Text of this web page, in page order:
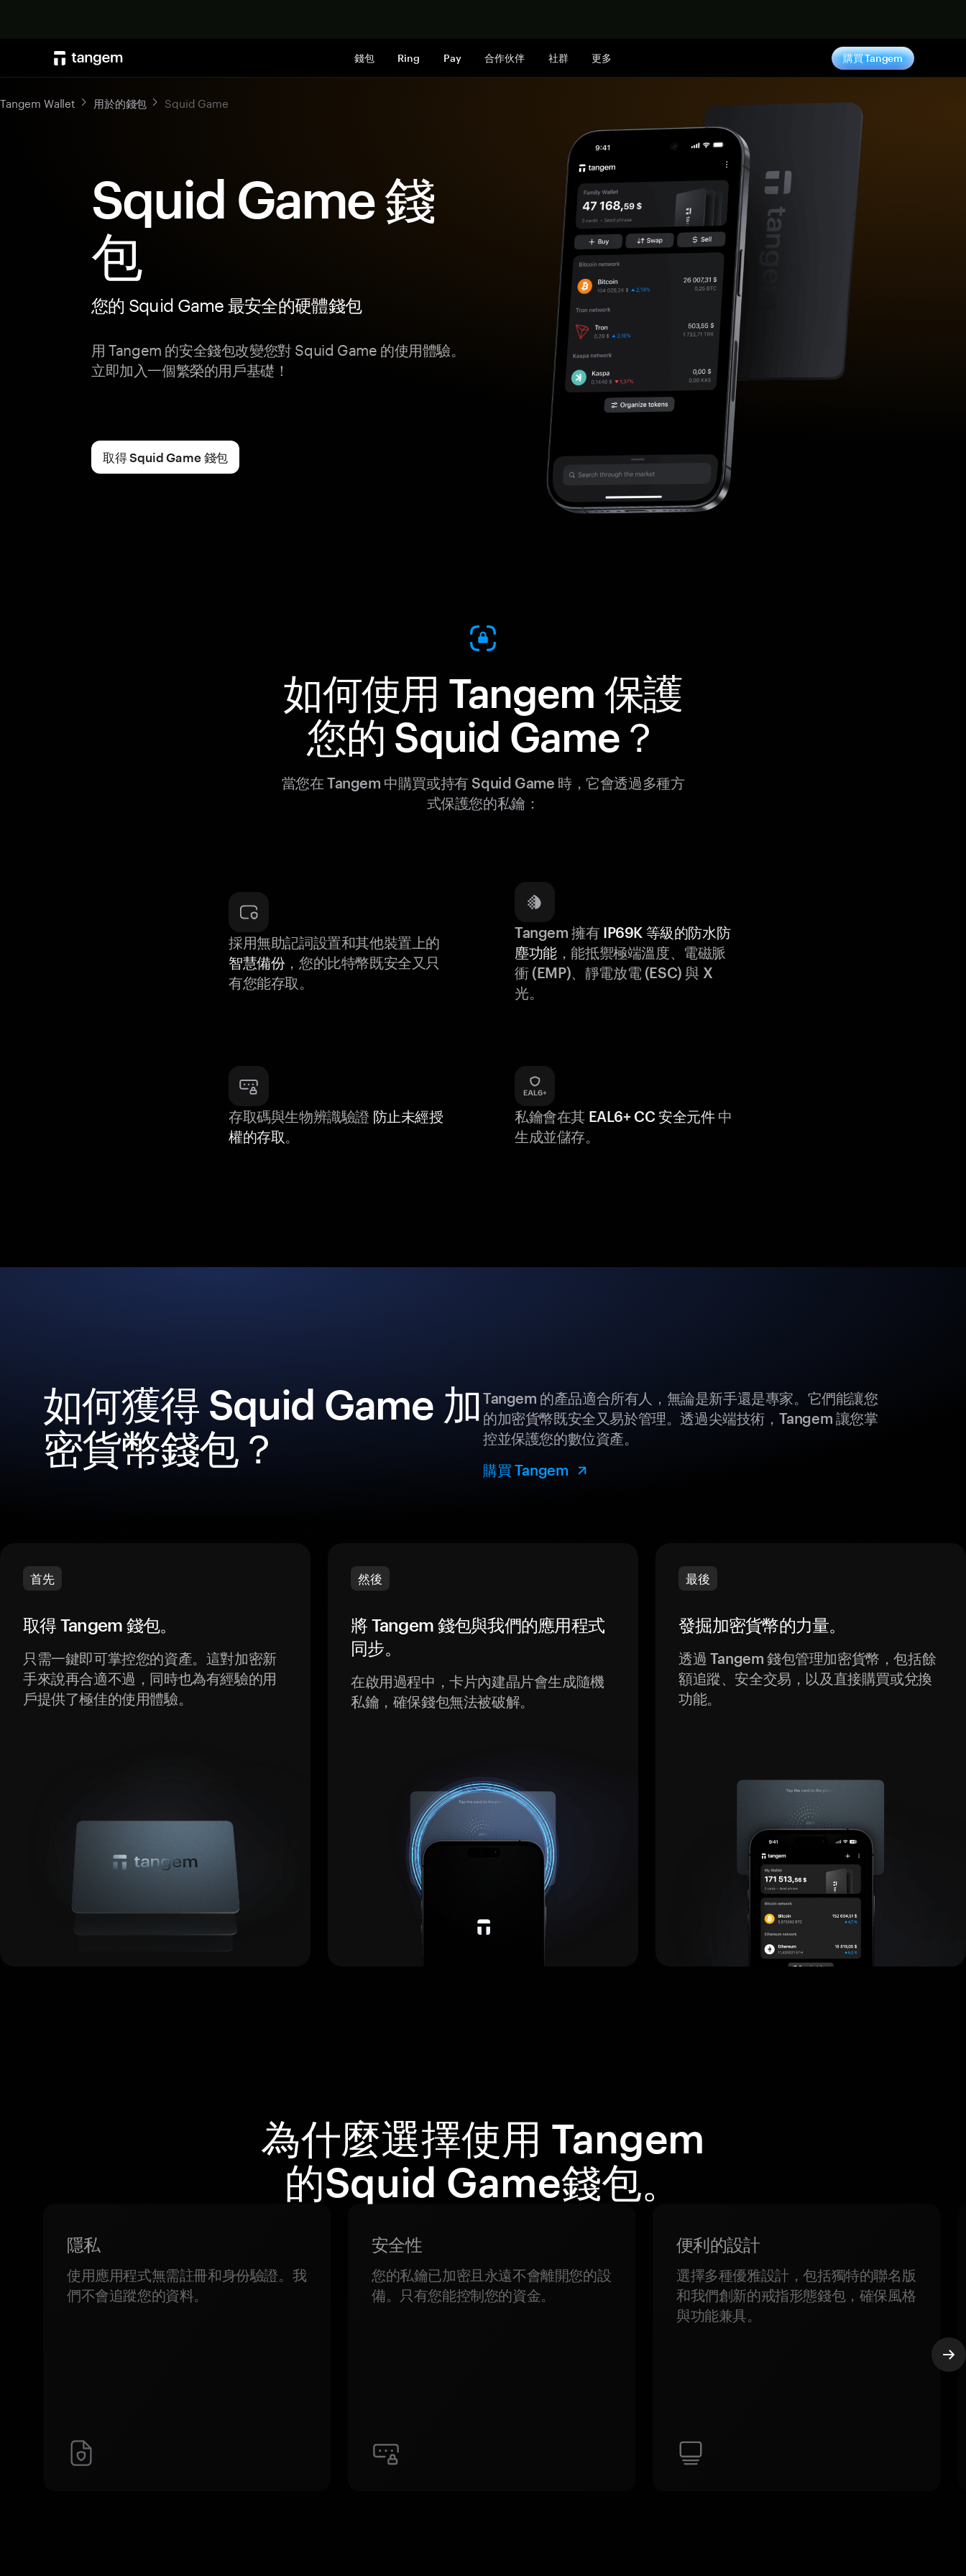
錢包 Ring Pay 合作伙伴 社群 更多 購買 Tangem
Tangem Wallet 用於的錢包 Squid Game
Squid Game 錢
包
您的 Squid Game 最安全的硬體錢包
用 Tangem 的安全錢包改變您對 Squid Game 的使用體驗。
立即加入一個繁榮的用戶基礎！
取得 Squid Game 錢包
如何使用 Tangem 保護
您的 Squid Game？
當您在 Tangem 中購買或持有 Squid Game 時，它會透過多種方
式保護您的私鑰：
採用無助記詞設置和其他裝置上的
智慧備份，您的比特幣既安全又只
有您能存取。
Tangem 擁有 IP69K 等級的防水防
塵功能，能抵禦極端溫度、電磁脈
衝 (EMP)、靜電放電 (ESC) 與 X
光。
存取碼與生物辨識驗證 防止未經授
權的存取。
私鑰會在其 EAL6+ CC 安全元件中
生成並儲存。
如何獲得 Squid Game 加
密貨幣錢包？
Tangem 的產品適合所有人，無論是新手還是專家。它們能讓您
的加密貨幣既安全又易於管理。透過尖端技術，Tangem 讓您掌
控並保護您的數位資產。
購買 Tangem
首先
取得 Tangem 錢包。
只需一鍵即可掌控您的資產。這對加密新
手來說再合適不過，同時也為有經驗的用
戶提供了極佳的使用體驗。
然後
將 Tangem 錢包與我們的應用程式
同步。
在啟用過程中，卡片內建晶片會生成隨機
私鑰，確保錢包無法被破解。
最後
發掘加密貨幣的力量。
透過 Tangem 錢包管理加密貨幣，包括餘
額追蹤、安全交易，以及直接購買或兌換
功能。
為什麼選擇使用 Tangem
的Squid Game錢包。
隱私
使用應用程式無需註冊和身份驗證。我
們不會追蹤您的資料。
安全性
您的私鑰已加密且永遠不會離開您的設
備。只有您能控制您的資金。
便利的設計
選擇多種優雅設計，包括獨特的聯名版
和我們創新的戒指形態錢包，確保風格
與功能兼具。